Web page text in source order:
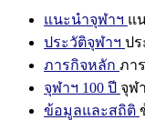
แนะนำจุฬาฯ แ
ประวัติจุฬาฯ ปร
ภารกิจหลัก ภา
จุฬาฯ 100 ปี จุฬ
ข้อมูลและสถิติ